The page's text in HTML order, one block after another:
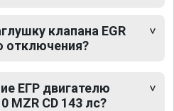
клапана EGR
отключения?
ЕГР двигателю
MZR CD 143 лс?